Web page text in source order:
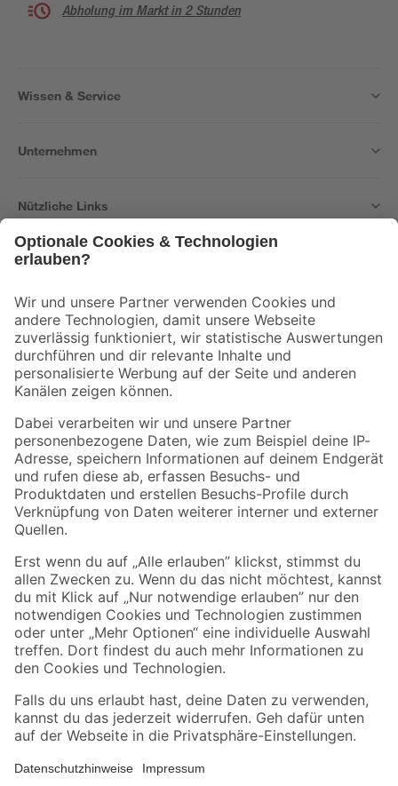
Abholung im Markt in 2 Stunden
Wissen & Service
Unternehmen
Nützliche Links
Der toom Newsletter: Keine Angebote und Aktionen mehr verpassen!
Zur Newsletter Anmeldung
Folge uns
Zahlungsarten Versandarten
Sicher einkaufen
Jetzt die toom-App herunterladen
Alle Preisangaben in EUR inkl. gesetzl. MwSt.. Die dargestellten Angebote sind unter
Umständen nicht in allen Märkten verfügbar. Die angegebenen Verfügbarkeiten beziehen
Produkte nur solange der Vorrat reicht.
*Paketversand ab 59 € versandkostenfrei, gilt nicht für Artikel mit Speditionsversand, hier